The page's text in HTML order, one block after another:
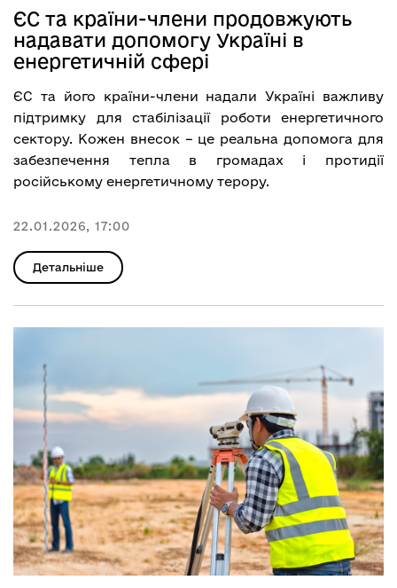
ЄС та країни-члени продовжують
надавати допомогу Україні в
енергетичній сфері
ЄС та його країни-члени надали Україні важливу
підтримку для стабілізації роботи енергетичного
сектору. Кожен внесок – це реальна допомога для
забезпечення тепла в громадах і протидії
російському енергетичному терору.
22.01.2026, 17:00
Детальніше